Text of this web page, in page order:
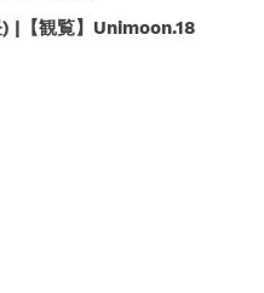
|【観覧】Unimoon.18